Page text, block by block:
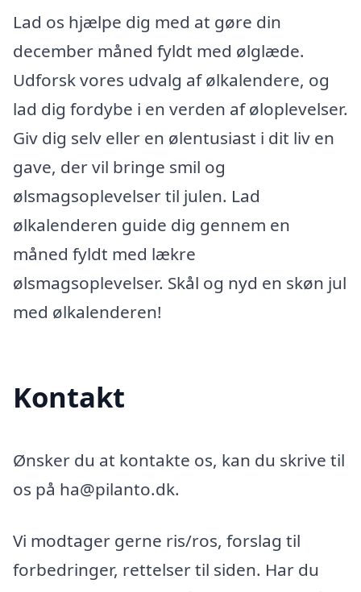
Lad os hjælpe dig med at gøre din
december måned fyldt med ølglæde.
Udforsk vores udvalg af ølkalendere, og
lad dig fordybe i en verden af øloplevelser.
Giv dig selv eller en ølentusiast i dit liv en
gave, der vil bringe smil og
ølsmagsoplevelser til julen. Lad
ølkalenderen guide dig gennem en
måned fyldt med lækre
ølsmagsoplevelser. Skål og nyd en skøn jul
med ølkalenderen!
Kontakt
Ønsker du at kontakte os, kan du skrive til
os på ha@pilanto.dk.
Vi modtager gerne ris/ros, forslag til
forbedringer, rettelser til siden. Har du